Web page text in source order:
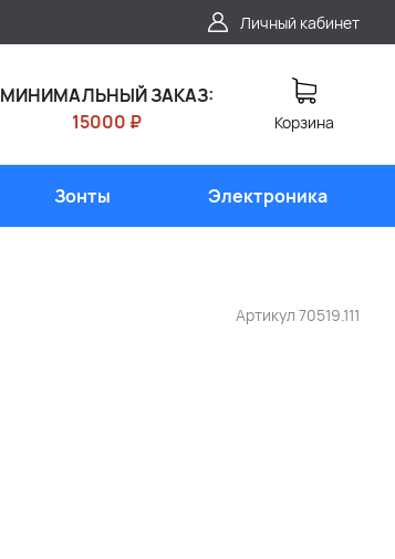
Личный кабинет
МИНИМАЛЬНЫЙ ЗАКАЗ:
15000 ₽
Корзина
Зонты Электроника
Артикул 70519.111